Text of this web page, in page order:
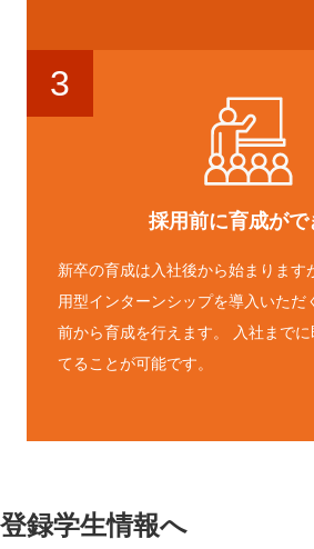
3
採用前に育成がで
新卒の育成は入社後から始まります
用型インターンシップを導入いただ
前から育成を行えます。 入社まで
てることが可能です。
登録学生情報へ